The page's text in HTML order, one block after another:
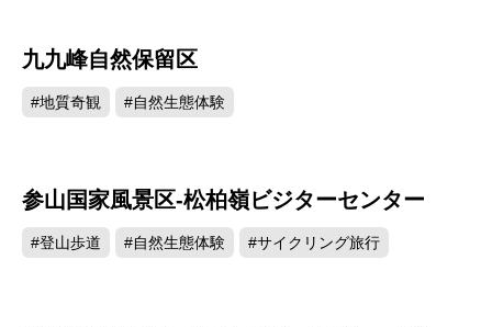
九九峰自然保留区
#地質奇観 #自然生態体験
25829
参山国家風景区-松柏嶺ビジターセンター
#登山歩道 #自然生態体験 #サイクリング旅行